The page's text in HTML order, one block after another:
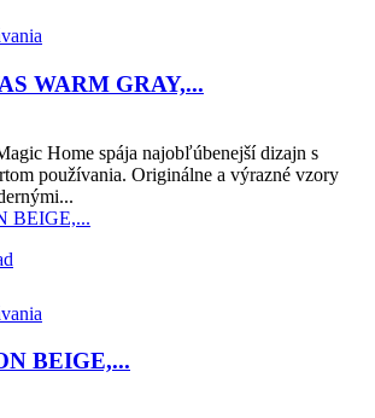
WARM GRAY,...
Home spája najobľúbenejší dizajn s
používania. Originálne a výrazné vzory
BEIGE,...